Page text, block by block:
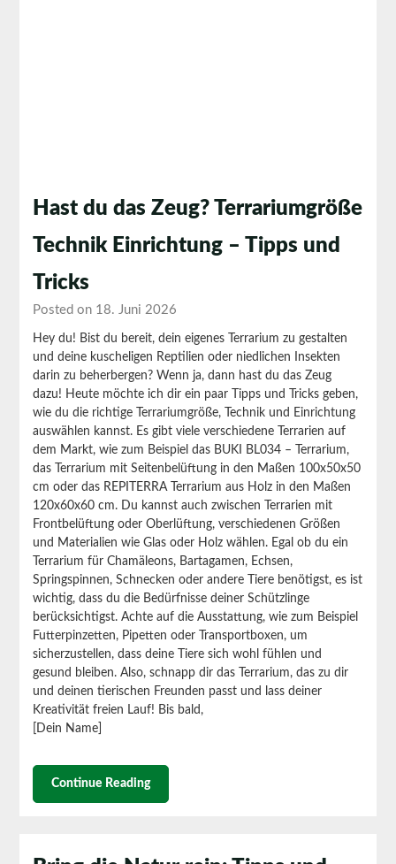
Hast du das Zeug? Terrariumgröße
Technik Einrichtung – Tipps und
Tricks
Posted on 18. Juni 2026
Hey du! Bist du bereit, dein eigenes Terrarium zu gestalten
und deine kuscheligen Reptilien oder niedlichen Insekten
darin zu beherbergen? Wenn ja, dann hast du das Zeug
dazu! Heute möchte ich dir ein paar Tipps und Tricks geben,
wie du die richtige Terrariumgröße, Technik und Einrichtung
auswählen kannst. Es gibt viele verschiedene Terrarien auf
dem Markt, wie zum Beispiel das BUKI BL034 – Terrarium,
das Terrarium mit Seitenbelüftung in den Maßen 100x50x50
cm oder das REPITERRA Terrarium aus Holz in den Maßen
120x60x60 cm. Du kannst auch zwischen Terrarien mit
Frontbelüftung oder Oberlüftung, verschiedenen Größen
und Materialien wie Glas oder Holz wählen. Egal ob du ein
Terrarium für Chamäleons, Bartagamen, Echsen,
Springspinnen, Schnecken oder andere Tiere benötigst, es ist
wichtig, dass du die Bedürfnisse deiner Schützlinge
berücksichtigst. Achte auf die Ausstattung, wie zum Beispiel
Futterpinzetten, Pipetten oder Transportboxen, um
sicherzustellen, dass deine Tiere sich wohl fühlen und
gesund bleiben. Also, schnapp dir das Terrarium, das zu dir
und deinen tierischen Freunden passt und lass deiner
Kreativität freien Lauf! Bis bald,
[Dein Name]
Continue Reading